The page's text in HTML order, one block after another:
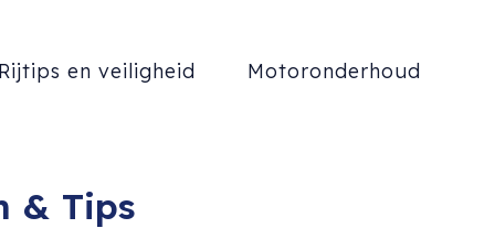
en veiligheid Motoronderhoud
& Tips